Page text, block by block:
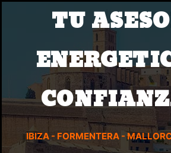
TU AHORRO,
COMPROMISO
TU
IBIZA - FORMENTERA -